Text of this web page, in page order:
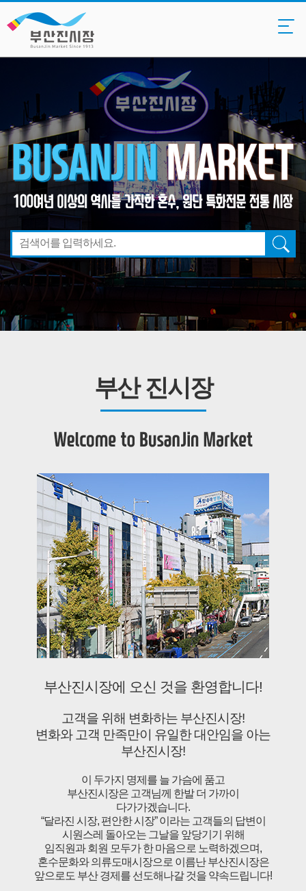
부산 진시장
부산진시장에 오신 것을 환영합니다!
고객을 위해 변화하는 부산진시장!
변화와 고객 만족만이 유일한 대안임을 아는
부산진시장!
이 두가지 명제를 늘 가슴에 품고
부산진시장은 고객님께 한발 더 가까이
다가가겠습니다.
“달라진 시장, 편안한 시장” 이라는 고객들의 답변이
시원스레 돌아오는 그날을 앞당기기 위해
임직원과 회원 모두가 한 마음으로 노력하겠으며,
혼수문화와 의류도매시장으로 이름난 부산진시장은
앞으로도 부산 경제를 선도해나갈 것을 약속드립니다!